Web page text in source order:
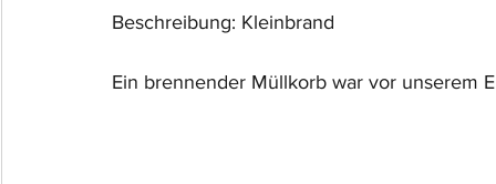
Beschreibung: Kleinbrand
Ein brennender Müllkorb war vor unserem